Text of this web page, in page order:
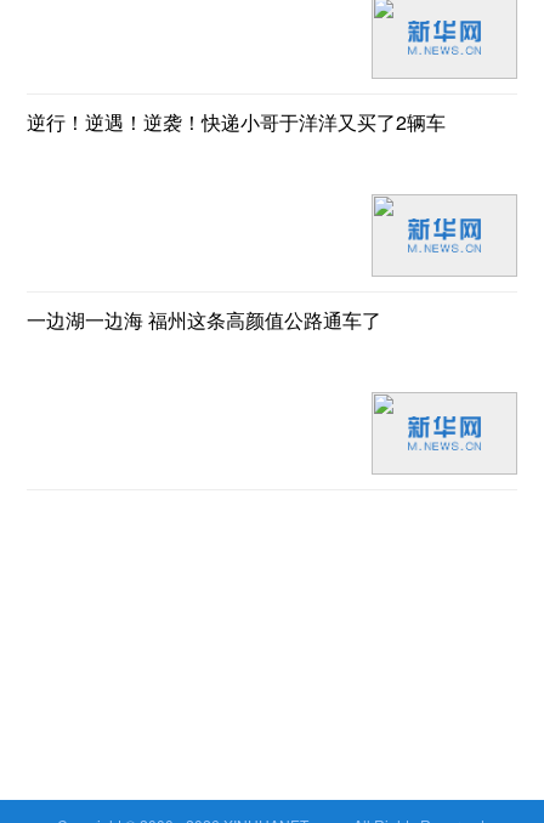
逆行！逆遇！逆袭！快递小哥于洋洋又买了2辆车
一边湖一边海 福州这条高颜值公路通车了